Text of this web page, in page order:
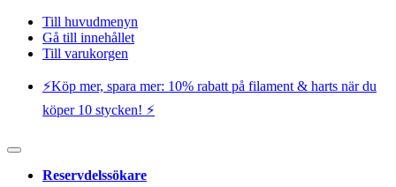
Till huvudmenyn
Gå till innehållet
Till varukorgen
⚡️Köp mer, spara mer: 10% rabatt på filament & harts när du
köper 10 stycken! ⚡️
Reservdelssökare